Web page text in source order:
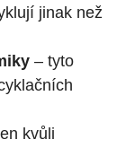
jinak než
– tyto
kvůli